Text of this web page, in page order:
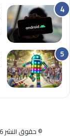
© حقوق النشر 2026، جميع الحقوق محفوظة | سوالف اندرويد